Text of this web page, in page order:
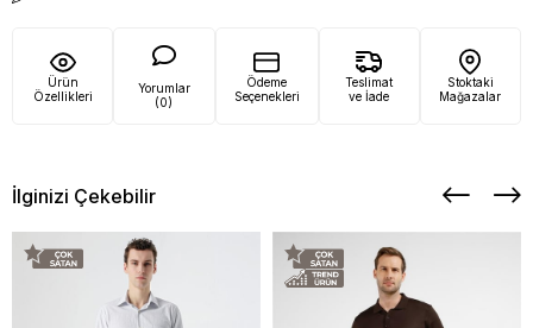
Ürün
Özellikleri
Yorumlar
(0)
Ödeme
Seçenekleri
Teslimat
ve İade
Stoktaki
Mağazalar
İlginizi Çekebilir